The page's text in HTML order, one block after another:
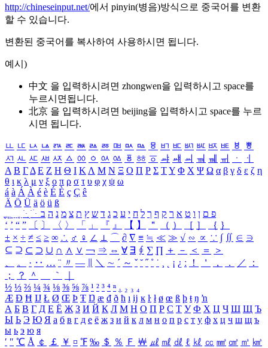
http://chineseinput.net/에서 pinyin(병음)방식으로 중국어를 변환
할 수 있습니다.
변환된 중국어를 복사하여 사용하시면 됩니다.
예시)
中文 을 입력하시려면 zhongwen을 입력하시고 space를
누르시면됩니다.
北京 을 입력하시려면 beijing을 입력하시고 space를 누르
시면 됩니다.
ㅥ ㅦ ㅧ ㅨ ㅩ ㅪ ㅫ ㅬ ㅭ ㅮ ㅯ ㅰ ㅱ ㅲ ㅳ ㅴ ㅵ ㅶ ㅷ ㅸ
ㅹ
ㅺ ㅻ ㅼ ㅽ ㅾ ㅿ ㆀ ㆁ ㆂ ㆃ ㆄ ㆅ ㆆ ㆇ ㆈ ㆉ ㆊ ㆋ ㆌ ㆍ
ㆎ
Α Β ΓΔ Ε Ζ Η Θ Ι ΚΛ Μ Ν Ξ Ο Π Ρ Σ ΤΥ Φ Χ Ψ Ω α β γ δ ε ζ η
θ ι κ λ μ ν ξ ο π ρ σ τ υ φ χ ψ ω
á à Á À é è É È ç Ç ê
Ä Ö Ü ä ö ü ß
ִֶֹ ֻּ ׁׂ פ ם ן ו ט א ר ק ף ך ל ח י ע כ ג ד ש ץ ת צ מ נ ה ב
‘ ’ “ ” 〔 〕 〈 〉 「 」 『 』 【 】 ＂ （ ） ［ ］ ｛ ｝
± × ÷ ≠ ≤ ≥ ∞ ∴ ♂ ♀ ∠ ⊥ ⌒ ∂ ∇ ≡ ≒ ≪ ≫ √ ∽ ∝ ∵ ∫ ∬ ∈ ∋
⊆ ⊇ ⊂ ⊃ ∪ ∩ ∧ ∨ ￢ ⇒ ⇔ ∀ ∃ ∮ ∑ ∏ ＋ － ＜ ＝
＞
、
。 · ‥ … ¨ 〃 ― ＼ ∼ ´ ～ ˇ ˘ ˝ ˚ ˙ ¸ ¡ ¿ ː ！ ＇ ， ． ／
：
；
？ ＾ ｀
½ ⅓ ⅔ ¼ ¾ ⅛ ⅜ ⅝ ⅞ ¹ ² ³ ⁴ ⁿ ₁ ₂ ₃ ₄
Æ Ð Ħ Ĳ Ł Ø Œ Þ Ŧ Ŋ æ đ ð ħ ı ĳ ĸ ŀ ł ø œ ß þ ŧ ŋ ŉ
А Б В Г Д Е Ё Ж З И Й К Л М Н О П Р С Т У Ф Х Ц Ч Ш Щ Ъ
Ы Ь Э Ю Я а б в г д е ё ж з и й к л м н о п р с т у ф х ц ч ш щ ъ
ы ь э ю я
′ ″ ℃ Å ￠ ￡ ￥ ¤ ℉ ‰ ＄ ％ Ｆ ￦ ㎕ ㎖ ㎗ ℓ ㎘ ㏄ ㎣ ㎤ ㎥ ㎦